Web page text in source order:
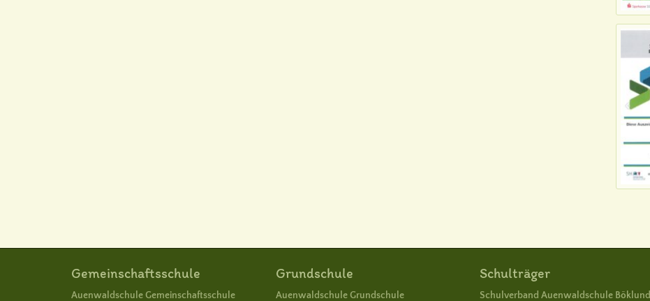
Gemeinschaftsschule
Auenwaldschule Gemeinschaftsschule
Grundschule
Auenwaldschule Grundschule
Schulträger
Schulverband Auenwaldschule Böklund